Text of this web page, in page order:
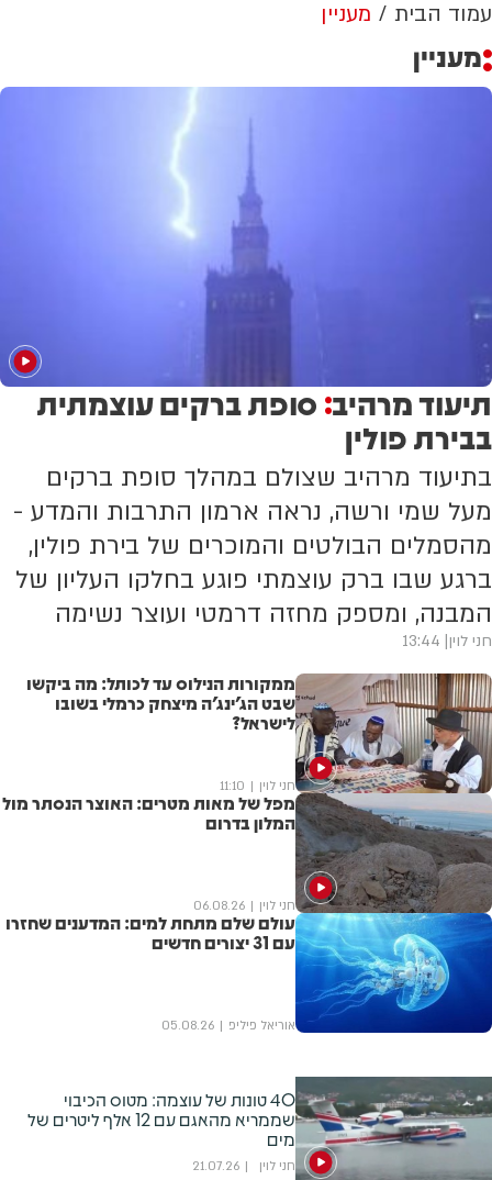
עמוד הבית מעניין
מעניין
תיעוד מרהיב: סופת ברקים עוצמתית
בבירת פולין
בתיעוד מרהיב שצולם במהלך סופת ברקים
מעל שמי ורשה, נראה ארמון התרבות והמדע -
מהסמלים הבולטים והמוכרים של בירת פולין,
ברגע שבו ברק עוצמתי פוגע בחלקו העליון של
המבנה, ומספק מחזה דרמטי ועוצר נשימה
חני לוין 13:44
ממקורות הנילוס עד לכותל: מה ביקשו
שבט הג'ינג'ה מיצחק כרמלי בשובו
לישראל?
חני לוין 11:10
מפל של מאות מטרים: האוצר הנסתר מול
המלון בדרום
חני לוין 06.08.26
עולם שלם מתחת למים: המדענים שחזרו
עם 31 יצורים חדשים
אוריאל פיליפ 05.08.26
40 טונות של עוצמה: מטוס הכיבוי
שממריא מהאגם עם 12 אלף ליטרים של
מים
חני לוין 21.07.26